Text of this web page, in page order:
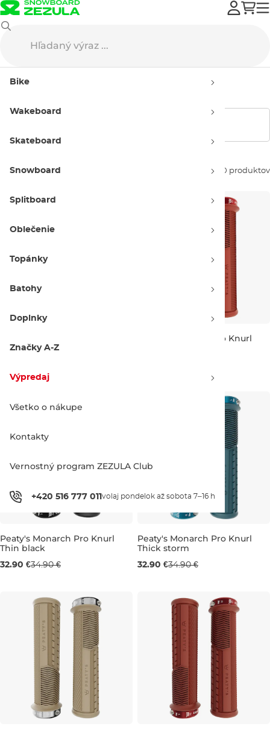
Bike
Wakeboard
Skateboard
Snowboard
Splitboard
Oblečenie
Topánky
Batohy
Doplnky
Značky A-Z
Výpredaj
Všetko o nákupe
Kontakty
Vernostný program ZEZULA Club
+420 516 777 011 volaj pondelok až sobota 7–16 h
Bike gripy
Zoradiť podľa: 90 produktov
Thin sage
Peaty's Monarch Pro Knurl
30-32 mm
Peaty's Monarch Pro Knurl
Thin black
32.90 €34.90 € 32-34 mm
Peaty's Monarch Pro Knurl
Thick storm
32.90 €34.90 €